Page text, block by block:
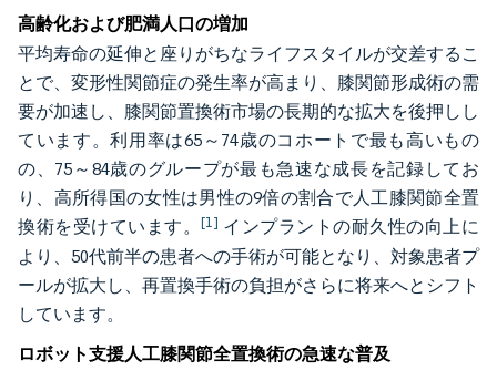
高齢化および肥満人口の増加
平均寿命の延伸と座りがちなライフスタイルが交差するこ
とで、変形性関節症の発生率が高まり、膝関節形成術の需
要が加速し、膝関節置換術市場の長期的な拡大を後押しし
ています。利用率は65～74歳のコホートで最も高いもの
の、75～84歳のグループが最も急速な成長を記録してお
り、高所得国の女性は男性の9倍の割合で人工膝関節全置
換術を受けています。[1] インプラントの耐久性の向上に
より、50代前半の患者への手術が可能となり、対象患者プ
ールが拡大し、再置換手術の負担がさらに将来へとシフト
しています。
ロボット支援人工膝関節全置換術の急速な普及